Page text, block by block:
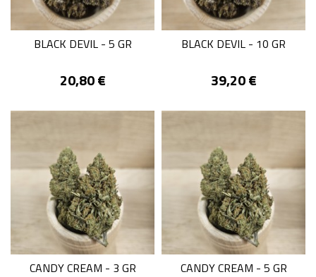
BLACK DEVIL - 5 GR
Prix
20,80 €
BLACK DEVIL - 10 GR
Prix
39,20 €
CANDY CREAM - 3 GR CANDY CREAM - 5 GR